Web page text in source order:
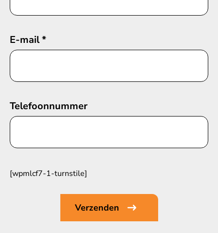
E-mail*
Telefoonnummer
[wpmlcf7-1-turnstile]